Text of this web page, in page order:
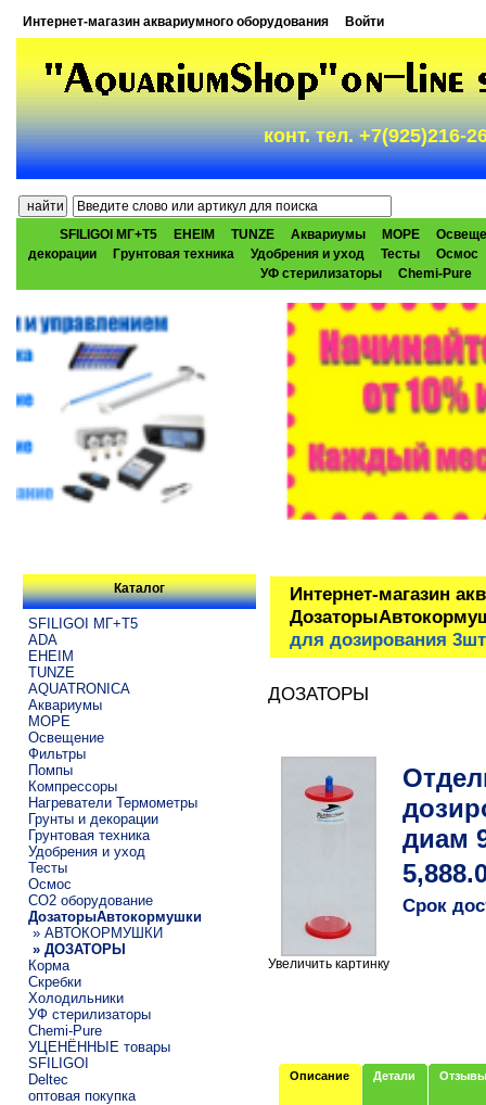
Интернет-магазин аквариумного оборудования Войти
конт. тел. +7(925)216-
SFILIGOI МГ+Т5 EHEIM TUNZE Аквариумы МОРЕ
декорации
Грунтовая техника Удобрения и уход Тесты
Осмос
УФ стерилизаторы
Chemi-Pure
Каталог
SFILIGOI МГ+Т5
ADA
EHEIM
TUNZE
AQUATRONICA
Аквариумы
МОРЕ
Освещение
Фильтры
Помпы
Компрессоры
Нагреватели Термометры
Грунты и декорации
Грунтовая техника
Удобрения и уход
Тесты
Осмос
CO2 оборудование
ДозаторыАвтокормушки
» АВТОКОРМУШКИ
» ДОЗАТОРЫ
Корма
Скребки
Холодильники
УФ стерилизаторы
Chemi-Pure
УЦЕНЁННЫЕ товары
SFILIGOI
Deltec
оптовая покупка
Интернет-магазин
для дозирования
ДОЗАТОРЫ
Увеличить картинку
диам
Срок
Описание Детали Отзывы